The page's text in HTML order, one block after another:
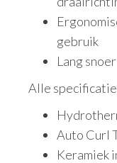
gebruik
Lang
Alle
Auto Curl
Keramiek